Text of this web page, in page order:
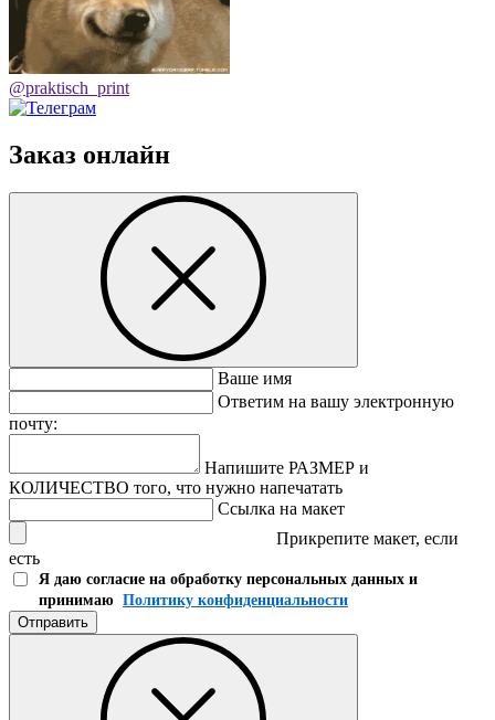
@praktisch_print
Заказ онлайн
Ваше имя
Ответим на вашу электронную
почту:
Напишите РАЗМЕР и
КОЛИЧЕСТВО того, что нужно напечатать
Ссылка на макет
Прикрепите макет, если
есть
Я даю согласие на обработку персональных данных и
принимаю Политику конфиденциальности
Отправить